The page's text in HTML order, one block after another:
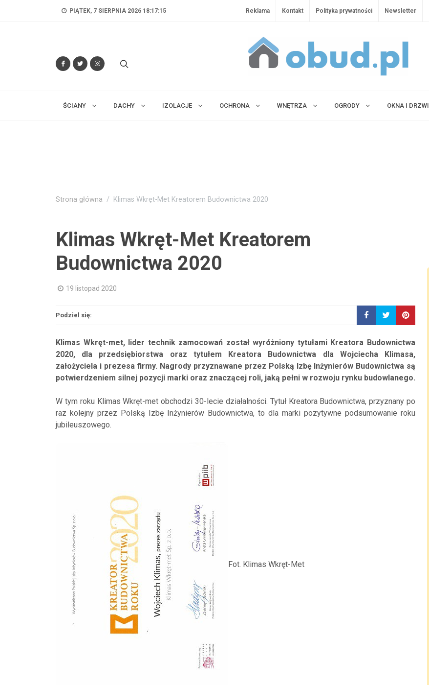
PIĄTEK, 7 SIERPNIA 2026 18:17:16 Reklama Kontakt Polityka prywatności Newsletter
ŚCIANY DACHY IZOLACJE OCHRONA WNĘTRZA OGRODY OKNA I DRZWI
Strona główna Klimas Wkręt-Met Kreatorem Budownictwa 2020
Klimas Wkręt-Met Kreatorem
Budownictwa 2020
19 listopad 2020
Podziel się:
Klimas Wkręt-met, lider technik zamocowań został wyróżniony tytułami Kreatora Budownictwa
2020, dla przedsiębiorstwa oraz tytułem Kreatora Budownictwa dla Wojciecha Klimasa,
założyciela i prezesa firmy. Nagrody przyznawane przez Polską Izbę Inżynierów Budownictwa są
potwierdzeniem silnej pozycji marki oraz znaczącej roli, jaką pełni w rozwoju rynku budowlanego.
W tym roku Klimas Wkręt-met obchodzi 30-lecie działalności. Tytuł Kreatora Budownictwa, przyznany po
raz kolejny przez Polską Izbę Inżynierów Budownictwa, to dla marki pozytywne podsumowanie roku
jubileuszowego.
Fot. Klimas Wkręt-Met